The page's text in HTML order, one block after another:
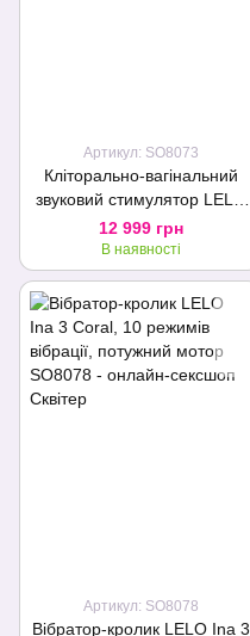
Артикул: SO8073
Кліторально-вагінальний
звуковий стимулятор LELO
Enigma Cruise Deep Rose
12 999 грн
В наявності
Артикул: SO8078
Вібратор-кролик LELO Ina 3